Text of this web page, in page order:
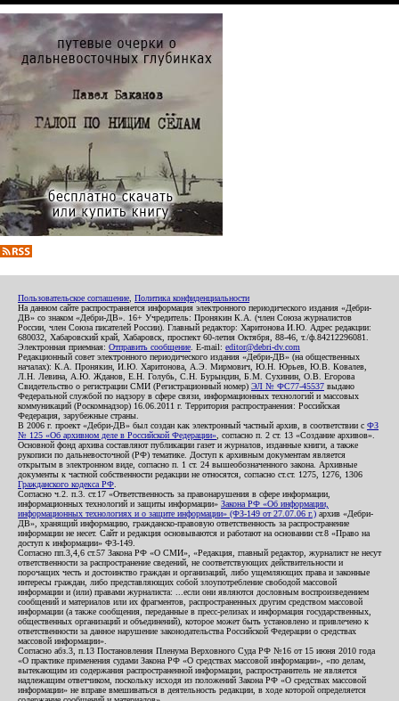
Пользовательское соглашение Политика конфиденциальности
На данном сайте распространяется информация электронного периодического издания «Дебри-
ДВ» со знаком «Дебри-ДВ». 16+ Учредитель: Пронякин К.А. (член Союза журналистов
России, член Союза писателей России). Главный редактор: Харитонова И.Ю. Адрес редакции:
680032, Хабаровский край, Хабаровск, проспект 60-летия Октября, 88-46, т./ф.84212296081.
Электронная приемная: Отправить сообщение . E-mail: editor@debri-dv.com
Редакционный совет электронного периодического издания «Дебри-ДВ» (на общественных
началах): К.А. Пронякин, И.Ю. Харитонова, А.Э. Мирмович, Ю.Н. Юрьев, Ю.В. Ковалев,
Л.Н. Левина, А.Ю. Жданов, Е.Н. Голубь, С.Н. Бурындин, Б.М. Сухинин, О.В. Егорова
Свидетельство о регистрации СМИ (Регистрационный номер) ЭЛ № ФС77-45537 выдано
Федеральной службой по надзору в сфере связи, информационных технологий и массовых
коммуникаций (Роскомнадзор) 16.06.2011 г. Территория распространения: Российская
Федерация, зарубежные страны.
В 2006 г. проект «Дебри-ДВ» был создан как электронный частный архив, в соответствии с ФЗ
№ 125 «Об архивном деле в Российской Федерации» , согласно п. 2 ст. 13 «Создание архивов».
Основной фонд архива составляют публикации газет и журналов, изданные книги, а также
рукописи по дальневосточной (РФ) тематике. Доступ к архивным документам является
открытым в электронном виде, согласно п. 1 ст. 24 вышеобозначенного закона. Архивные
документы к частной собственности редакции не относятся, согласно ст.ст. 1275, 1276, 1306
Гражданского кодекса РФ
Согласно ч.2. п.3. ст.17 «Ответственность за правонарушения в сфере информации,
информационных технологий и защиты информации» Закона РФ «Об информации,
информационных технологиях и о защите информации» (ФЗ-149 от 27.07.06 г.) архив «Дебри-
ДВ», хранящий информацию, гражданско-правовую ответственность за распространение
информации не несет. Сайт и редакция основываются и работают на основании ст.8 «Право на
доступ к информации» ФЗ-149.
Согласно пп.3,4,6 ст.57 Закона РФ «О СМИ», «Редакция, главный редактор, журналист не несут
ответственности за распространение сведений, не соответствующих действительности и
порочащих честь и достоинство граждан и организаций, либо ущемляющих права и законные
интересы граждан, либо представляющих собой злоупотребление свободой массовой
информации и (или) правами журналиста: ...если они являются дословным воспроизведением
сообщений и материалов или их фрагментов, распространенных другим средством массовой
информации (а также сообщения, переданные в пресс-релизах и информация государственных,
общественных организаций и объединений), которое может быть установлено и привлечено к
ответственности за данное нарушение законодательства Российской Федерации о средствах
массовой информации».
Согласно абз.3, п.13 Постановления Пленума Верховного Суда РФ №16 от 15 июня 2010 года
«О практике применения судами Закона РФ «О средствах массовой информации», «по делам,
вытекающим из содержания распространенной информации, распространитель не является
надлежащим ответчиком, поскольку исходя из положений Закона РФ «О средствах массовой
информации» не вправе вмешиваться в деятельность редакции, в ходе которой определяется